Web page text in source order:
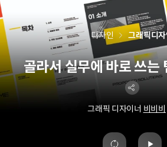
골라서 실무에 바로 쓰는
그래픽 디자이너 비비비
디자인 그래픽디